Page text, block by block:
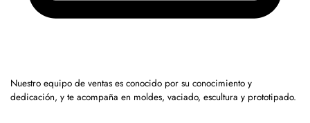
Nuestro equipo de ventas es conocido por su conocimiento y
dedicación, y te acompaña en moldes, vaciado, escultura y prototipado.